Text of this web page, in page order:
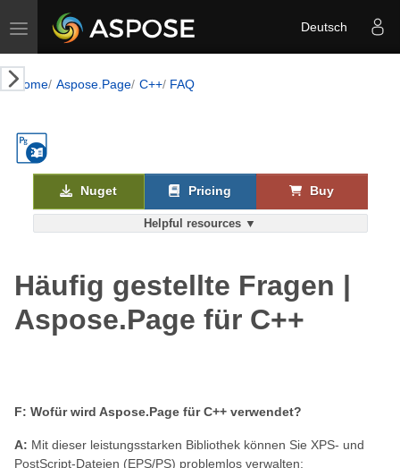
Toggle navigation Deutsch
Home Aspose.Page C++ FAQ
Helpful resources ▼
Nuget Pricing Buy
Häufig gestellte Fragen |
Aspose.Page für C++
F: Wofür wird Aspose.Page für C++ verwendet?
A: Mit dieser leistungsstarken Bibliothek können Sie XPS- und
PostScript-Dateien (EPS/PS) problemlos verwalten: